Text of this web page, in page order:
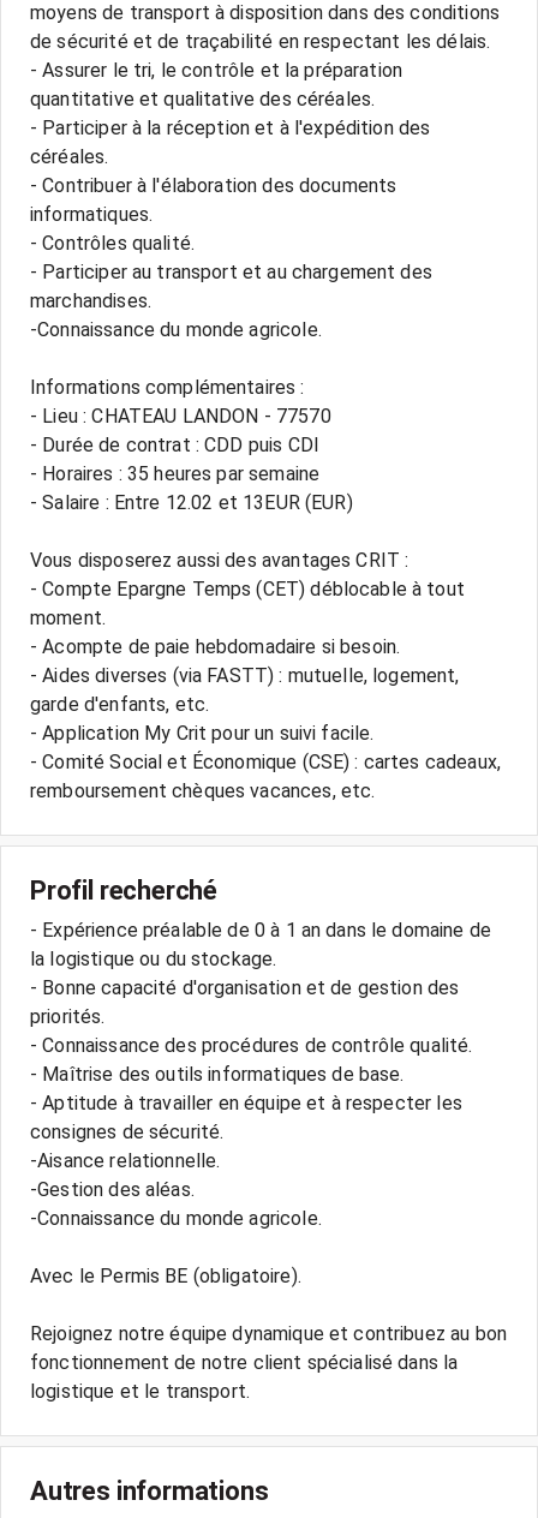
moyens de transport à disposition dans des conditions
de sécurité et de traçabilité en respectant les délais.
- Assurer le tri, le contrôle et la préparation
quantitative et qualitative des céréales.
- Participer à la réception et à l'expédition des
céréales.
- Contribuer à l'élaboration des documents
informatiques.
- Contrôles qualité.
- Participer au transport et au chargement des
marchandises.
-Connaissance du monde agricole.
Informations complémentaires :
- Lieu : CHATEAU LANDON - 77570
- Durée de contrat : CDD puis CDI
- Horaires : 35 heures par semaine
- Salaire : Entre 12.02 et 13EUR (EUR)
Vous disposerez aussi des avantages CRIT :
- Compte Epargne Temps (CET) déblocable à tout
moment.
- Acompte de paie hebdomadaire si besoin.
- Aides diverses (via FASTT) : mutuelle, logement,
garde d'enfants, etc.
- Application My Crit pour un suivi facile.
- Comité Social et Économique (CSE) : cartes cadeaux,
Profil recherché
- Expérience préalable de 0 à 1 an dans le domaine de
la logistique ou du stockage.
- Bonne capacité d'organisation et de gestion des
priorités.
- Connaissance des procédures de contrôle qualité.
- Maîtrise des outils informatiques de base.
- Aptitude à travailler en équipe et à respecter les
consignes de sécurité.
-Aisance relationnelle.
-Gestion des aléas.
-Connaissance du monde agricole.
Avec le Permis BE (obligatoire).
Rejoignez notre équipe dynamique et contribuez au bon
fonctionnement de notre client spécialisé dans la
logistique et le transport.
Autres informations